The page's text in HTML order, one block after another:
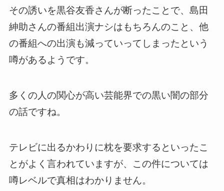
その誘いを黒谷友香さんが断ったことで、島田
紳助さんの番組出演ナシはもちろんのこと、他
の番組への出演も減っていってしまったという
噂があるようです。
多くの人の関心が高い芸能界での黒い闇の部分
の話ですね。
テレビに出るかわりに枕を要求するといったこ
とがよく言われていますが、この件については
噂レベルで真相はわかりません。